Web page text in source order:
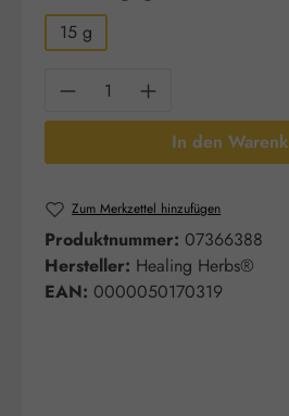
15 g
Produkt Anzahl: Gib
In den
Zum Merkzettel hinzufügen
Produktnummer: 07366388
Hersteller: Healing Herbs®
EAN: 0000050170319